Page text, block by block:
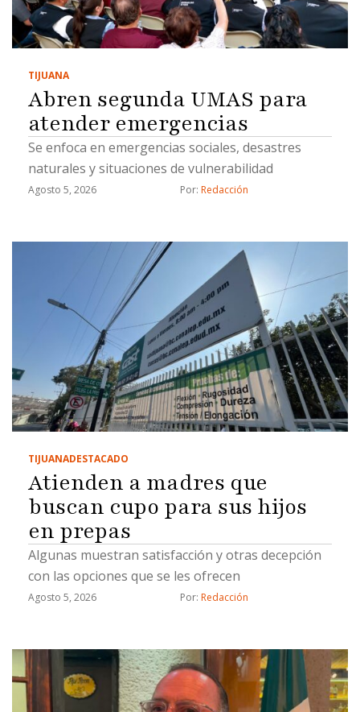
TIJUANA
Abren segunda UMAS para
atender emergencias
Se enfoca en emergencias sociales, desastres
naturales y situaciones de vulnerabilidad
Agosto 5, 2026 Por: Redacción
TIJUANADESTACADO
Atienden a madres que
buscan cupo para sus hijos
en prepas
Algunas muestran satisfacción y otras decepción
con las opciones que se les ofrecen
Agosto 5, 2026 Por: Redacción